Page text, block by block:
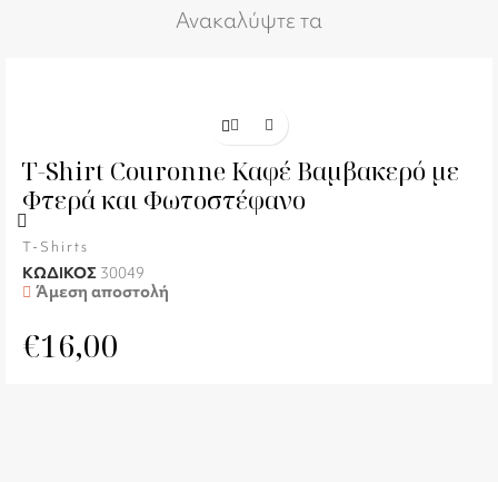
Ανακαλύψτε τα
T-Shirt Couronne Καφέ Βαμβακερό με
Φτερά και Φωτοστέφανο
T-Shirts
ΚΩΔΙΚΟΣ 30049
Άμεση αποστολή
€16,00